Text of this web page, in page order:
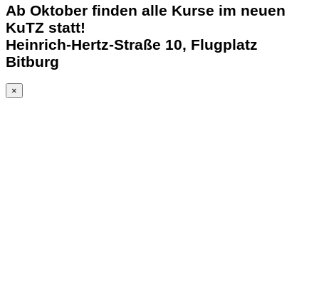
Ab Oktober finden alle Kurse im neuen
KuTZ statt!
Heinrich-Hertz-Straße 10, Flugplatz
Bitburg
×